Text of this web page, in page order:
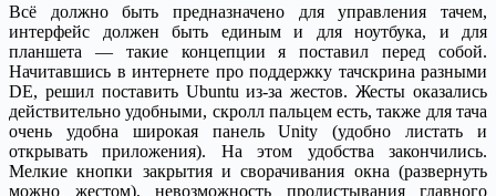
Всё должно быть предназначено для управления тачем,
интерфейс должен быть единым и для ноутбука, и для
планшета — такие концепции я поставил перед собой.
Начитавшись в интернете про поддержку тачскрина разными
DE, решил поставить Ubuntu из-за жестов. Жесты оказались
действительно удобными, скролл пальцем есть, также для тача
очень удобна широкая панель Unity (удобно листать и
открывать приложения). На этом удобства закончились.
Мелкие кнопки закрытия и сворачивания окна (развернуть
можно жестом), невозможность пролистывания главного